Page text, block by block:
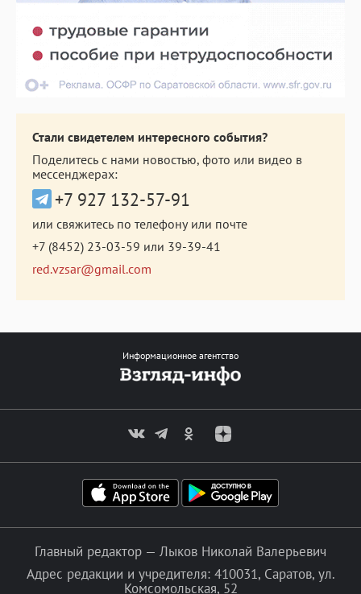
Стали свидетелем интересного события?
Поделитесь с нами новостью, фото или видео в
мессенджерах:
+7 927 132-57-91
или свяжитесь по телефону или почте
+7 (8452) 23-03-59 или 39-39-41
red.vzsar@gmail.com
Информационное агентство
Главный редактор — Лыков Николай Валерьевич
Адрес редакции и учредителя: 410031, Саратов, ул.
Комсомольская, 52